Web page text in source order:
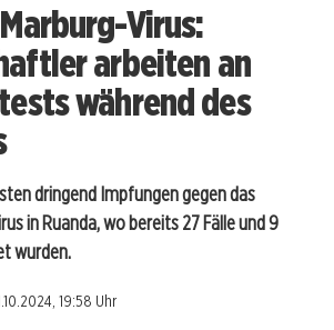
Virus:
arbeiten an
während des
dringend Impfungen gegen das
in Ruanda, wo bereits 27 Fälle und 9
wurden.
19:58 Uhr